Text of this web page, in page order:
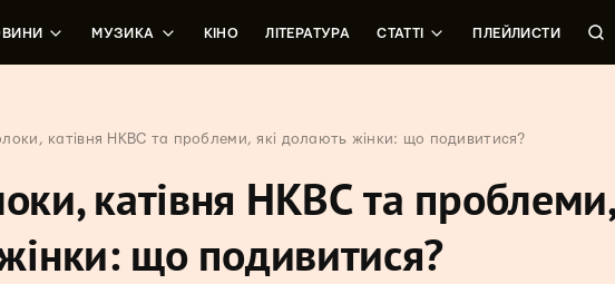
МУЗИКА КІНО ЛІТЕРАТУРА СТАТТІ ПЛЕЙЛИСТИ
катівня НКВС та проблеми, які долають жінки: що подивитися?
катівня НКВС та проблеми,
що подивитися?